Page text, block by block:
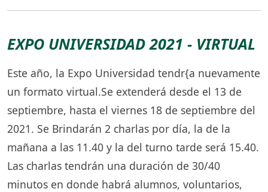
EXPO UNIVERSIDAD 2021 - VIRTUAL
Este año, la Expo Universidad tendr{a nuevamente
un formato virtual.Se extenderá desde el 13 de
septiembre, hasta el viernes 18 de septiembre del
2021. Se Brindarán 2 charlas por día, la de la
mañana a las 11.40 y la del turno tarde será 15.40.
Las charlas tendrán una duración de 30/40
minutos en donde habrá alumnos, voluntarios,